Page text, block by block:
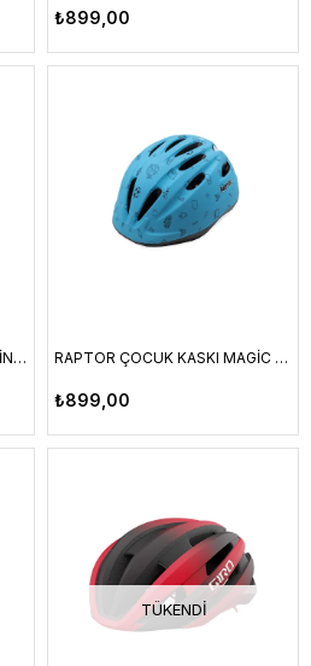
₺899,00
RAPTOR ÇOCUK KASKI FLAMİNGO M BEDEN HB63 RAPTOR ÇOCUK KASKI MAGİC SKY M BEDEN HB63
₺899,00
TÜKENDI